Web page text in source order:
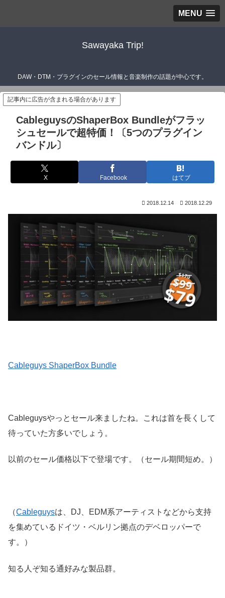
MENU
Sawayaka Trip!
DAW・DTM・プラグインのセール情報と音楽制作の話題が中心です。
記事内に広告が含まれる場合があります
CableguysのShaperBox Bundleがフラッ
シュセールで超特価！〔5つのプラグイン
バンドル〕
X Facebook はてブ
2018.12.14 2018.12.29
Cableguys ShaperBox Bundle
Cableguysやっとセール来ましたね。これは首を長くして
待っていた方多いでしょう。
以前のセール価格以下で登場です。（セール期間短め。）
（Cableguysは、DJ、EDM系アーティストなどから支持
を集めているドイツ・ベルリン拠点のデベロッパーで
す。）
知る人ぞ知る通好みな製品群。